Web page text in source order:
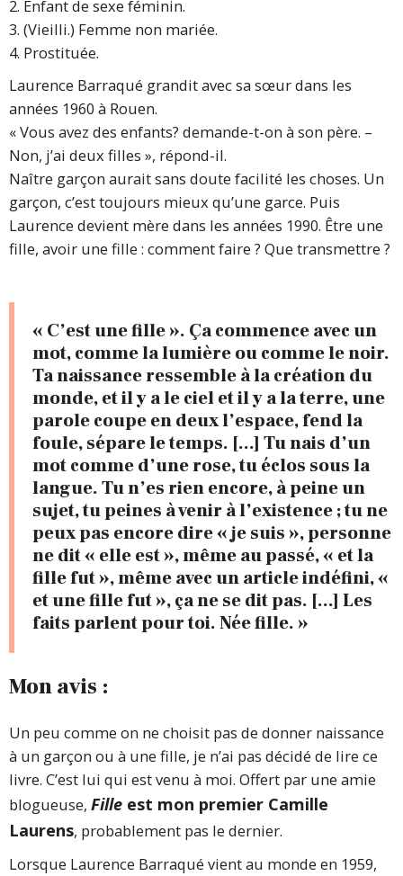
2. Enfant de sexe féminin.
3. (Vieilli.) Femme non mariée.
4. Prostituée.
Laurence Barraqué grandit avec sa sœur dans les
années 1960 à Rouen.
« Vous avez des enfants? demande-t-on à son père. –
Non, j’ai deux filles », répond-il.
Naître garçon aurait sans doute facilité les choses. Un
garçon, c’est toujours mieux qu’une garce. Puis
Laurence devient mère dans les années 1990. Être une
fille, avoir une fille : comment faire ? Que transmettre ?
« C’est une fille ». Ça commence avec un
mot, comme la lumière ou comme le noir.
Ta naissance ressemble à la création du
monde, et il y a le ciel et il y a la terre, une
parole coupe en deux l’espace, fend la
foule, sépare le temps. […] Tu nais d’un
mot comme d’une rose, tu éclos sous la
langue. Tu n’es rien encore, à peine un
sujet, tu peines à venir à l’existence ; tu ne
peux pas encore dire « je suis », personne
ne dit « elle est », même au passé, « et la
fille fut », même avec un article indéfini, «
et une fille fut », ça ne se dit pas. […] Les
faits parlent pour toi. Née fille. »
Mon avis :
Un peu comme on ne choisit pas de donner naissance
à un garçon ou à une fille, je n’ai pas décidé de lire ce
livre. C’est lui qui est venu à moi. Offert par une amie
blogueuse, Fille est mon premier Camille
Laurens, probablement pas le dernier.
Lorsque Laurence Barraqué vient au monde en 1959,